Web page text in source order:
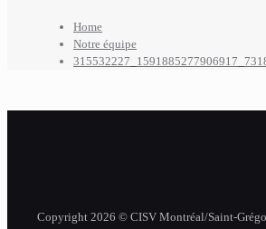
Home
Notre équipe
Copyright 2026 © CISV Montréal/Saint-